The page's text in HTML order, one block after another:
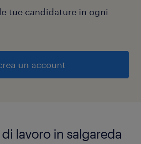
tue candidature in ogni
un account
lavoro in salgareda